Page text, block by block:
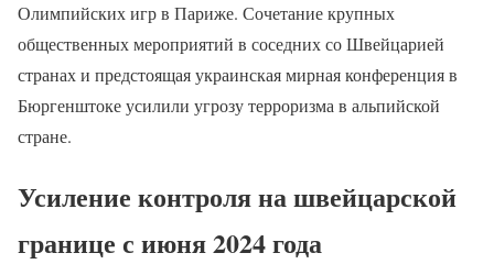
Олимпийских игр в Париже. Сочетание крупных
общественных мероприятий в соседних со Швейцарией
странах и предстоящая украинская мирная конференция в
Бюргенштоке усилили угрозу терроризма в альпийской
стране.
Усиление контроля на швейцарской
границе с июня 2024 года